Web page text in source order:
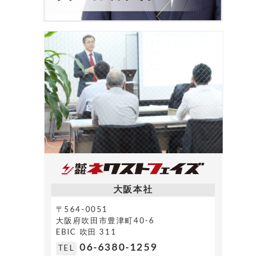
大阪本社
〒564-0051
大阪府吹田市豊津町40-6
EBIC 吹田 311
TEL 06-6380-1259